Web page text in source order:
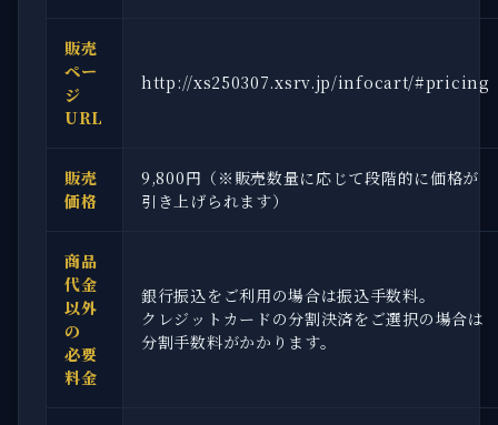
販売
ペー
ジ
URL
http://xs250307.xsrv.jp/infocart/#pricing
販売
価格
9,800円（※販売数量に応じて段階的に価格が
引き上げられます）
商品
代金
以外
の
必要
料金
銀行振込をご利用の場合は振込手数料。
クレジットカードの分割決済をご選択の場合は
分割手数料がかかります。